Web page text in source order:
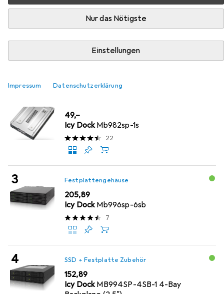
Nur das Nötigste
Einstellungen
Impressum Datenschutzerklärung
SSD + Festplatte Zubehör
Icy DockMb882sp-1s-2b
41
EUR
49,–
Icy DockMb982sp-1s
22
Festplattengehäuse
EUR
205,89
Icy DockMb996sp-6sb
7
SSD + Festplatte Zubehör
EUR
152,89
Icy DockMB994SP-4SB-1 4-Bay